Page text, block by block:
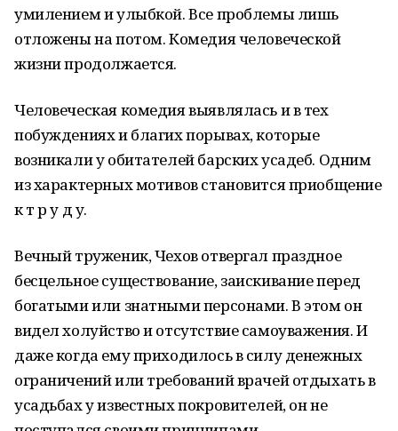
умилением и улыбкой. Все проблемы лишь
отложены на потом. Комедия человеческой
жизни продолжается.
Человеческая комедия выявлялась и в тех
побуждениях и благих порывах, которые
возникали у обитателей барских усадеб. Одним
из характерных мотивов становится приобщение
к т р у д у.
Вечный труженик, Чехов отвергал праздное
бесцельное существование, заискивание перед
богатыми или знатными персонами. В этом он
видел холуйство и отсутствие самоуважения. И
даже когда ему приходилось в силу денежных
ограничений или требований врачей отдыхать в
усадьбах у известных покровителей, он не